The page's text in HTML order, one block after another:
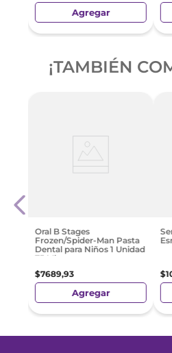
Agregar
¡TAMBIÉN
Oral B Stages
Frozen/Spider-Man Pasta
Dental para Niños 1 Unidad
75 Ml
$7689,93
Agregar
$